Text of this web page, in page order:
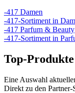
-417 Damen
-417-Sortiment in
-417 Parfum & Beauty
-417-Sortiment in
Top-
Eine Auswahl
Direkt zu den Partner-